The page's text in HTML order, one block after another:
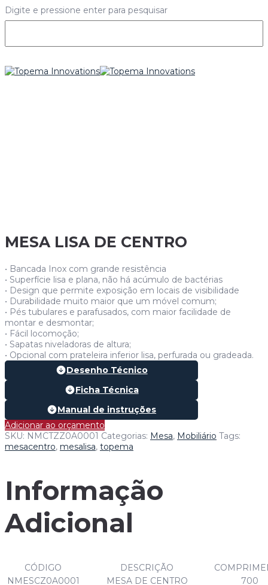
Digite e pressione enter para pesquisar
MESA LISA DE CENTRO
• Bancada Inox com grande resistência
• Superfície lisa e plana, não há acúmulo de bactérias
• Design que permite exposição em locais de visibilidade
• Durabilidade muito maior que um móvel comum;
• Pés tubulares e parafusados, com maior facilidade de
montar e desmontar;
• Fácil locomoção;
• Sapatas niveladoras de altura;
• Opcional com prateleira inferior lisa, perfurada ou gradeada.
Desenho Técnico
Ficha Técnica
Manual de instruções
Adicionar ao orçamento
SKU: NMCTZZ0A0001 Categorias: Mesa, Mobiliário Tags:
mesacentro, mesalisa, topema
Informação
Adicional
CÓDIGO DESCRIÇÃO
NMESCZ0A0001
MESA DE CENTRO
700